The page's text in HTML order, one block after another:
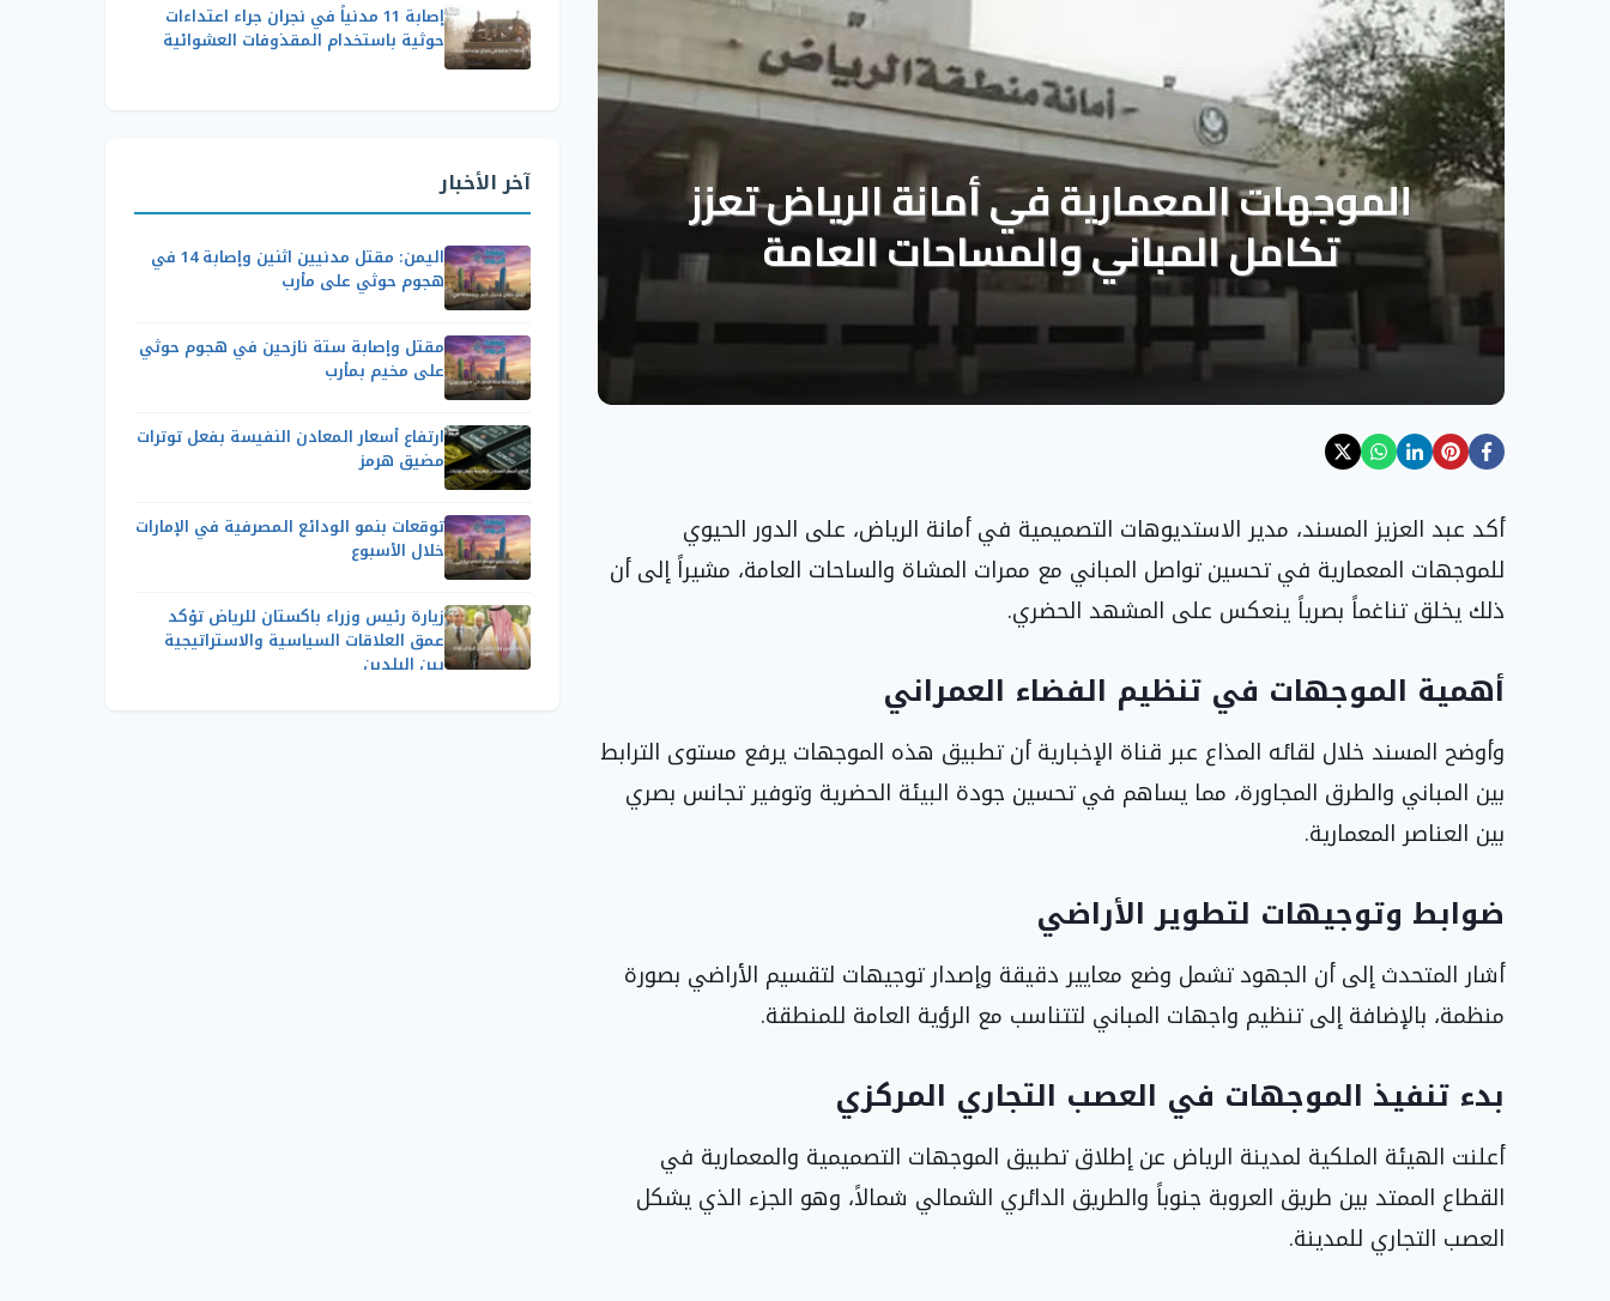
أكد عبد العزيز المسند، مدير الاستديوهات التصميمية في أمانة الرياض، على الدور الحيوي
للموجهات المعمارية في تحسين تواصل المباني مع ممرات المشاة والساحات العامة، مشيراً إلى أن
ذلك يخلق تناغماً بصرياً ينعكس على المشهد الحضري.
أهمية الموجهات في تنظيم الفضاء العمراني
وأوضح المسند خلال لقائه المذاع عبر قناة الإخبارية أن تطبيق هذه الموجهات يرفع مستوى الترابط
بين المباني والطرق المجاورة، مما يساهم في تحسين جودة البيئة الحضرية وتوفير تجانس بصري
بين العناصر المعمارية.
ضوابط وتوجيهات لتطوير الأراضي
أشار المتحدث إلى أن الجهود تشمل وضع معايير دقيقة وإصدار توجيهات لتقسيم الأراضي بصورة
منظمة، بالإضافة إلى تنظيم واجهات المباني لتتناسب مع الرؤية العامة للمنطقة.
بدء تنفيذ الموجهات في العصب التجاري المركزي
أعلنت الهيئة الملكية لمدينة الرياض عن إطلاق تطبيق الموجهات التصميمية والمعمارية في
القطاع الممتد بين طريق العروبة جنوباً والطريق الدائري الشمالي شمالاً، وهو الجزء الذي يشكل
العصب التجاري للمدينة.
إصابة 11 مدنياً في نجران جراء اعتداءات
حوثية باستخدام المقذوفات العشوائية
آخر الأخبار
اليمن: مقتل مدنيين اثنين وإصابة 14 في
هجوم حوثي على مأرب
مقتل وإصابة ستة نازحين في هجوم حوثي
على مخيم بمأرب
ارتفاع أسعار المعادن النفيسة بفعل توترات
مضيق هرمز
توقعات بنمو الودائع المصرفية في الإمارات
خلال الأسبوع
زيارة رئيس وزراء باكستان للرياض تؤكد
عمق العلاقات السياسية والاستراتيجية
بين البلدين